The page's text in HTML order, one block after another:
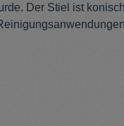
Der Stiel ist